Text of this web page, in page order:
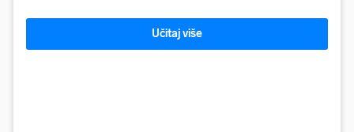
Učitaj više